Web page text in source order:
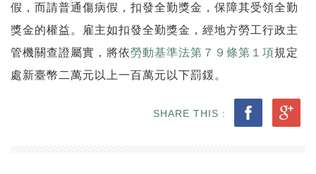
假，而請普通傷病假，扣發全勤獎金，保障其受領全勤
獎金的權益。雇主如扣發全勤獎金，經地方勞工行政主
管機關查證屬實，將依勞動基準法第７９條第１項規定
處新臺幣二萬元以上一百萬元以下罰鍰。
SHARE THIS :